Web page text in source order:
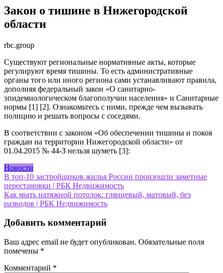
Закон о тишине в Нижегородской
области
rbc.group
Существуют региональные нормативные акты, которые
регулируют время тишины. То есть административные
органы того или иного региона сами устанавливают правила,
дополняя федеральный закон «О санитарно-
эпидемиологическом благополучии населения» и Санитарные
нормы [1] [2]. Ознакомьтесь с ними, прежде чем вызывать
полицию и решать вопросы с соседями.
В соответствии с законом «Об обеспечении тишины и покоя
граждан на территории Нижегородской области» от
01.04.2015 № 44-З нельзя шуметь [3]:
Новости
Навигация
по
записям
В топ-10 застройщиков жилья России произошли заметные
перестановки | РБК Недвижимость
Как мыть натяжной потолок: глянцевый, матовый, без
разводов | РБК Недвижимость
Добавить комментарий
Ваш адрес email не будет опубликован. Обязательные поля
помечены *
Комментарий *